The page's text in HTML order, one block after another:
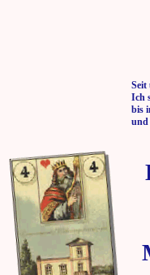
Seit
Ich
bis
und